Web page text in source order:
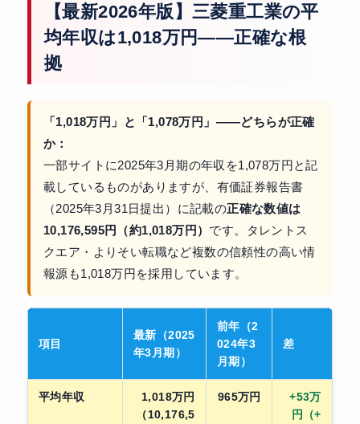
【最新2026年版】三菱重工業の平
均年収は1,018万円——正確な根
拠
「1,018万円」と「1,078万円」——どちらが正確
か：
一部サイトに2025年3月期の年収を1,078万円と記
載しているものがありますが、有価証券報告書
（2025年3月31日提出）に記載の正確な数値は
10,176,595円（約1,018万円） です。タレントス
クエア・よりそい転職など複数の信頼性の高い情
報源も1,018万円を採用しています。
項目
最新（2025
年3月期）
前年（2
024年3
月期）
差
平均年収
1,018万円
（10,176,5
965万円
+53万
円（+